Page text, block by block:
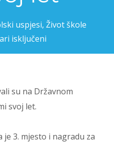
uspjesi, Život škole
isključeni
su na Državnom
svoj let.
3. mjesto i nagradu za